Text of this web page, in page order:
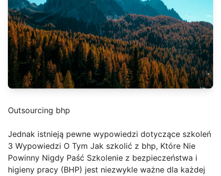
Outsourcing bhp
Jednak istnieją pewne wypowiedzi dotyczące szkoleń
3 Wypowiedzi O Tym Jak szkolić z bhp, Które Nie
Powinny Nigdy Paść Szkolenie z bezpieczeństwa i
higieny pracy (BHP) jest niezwykle ważne dla każdej